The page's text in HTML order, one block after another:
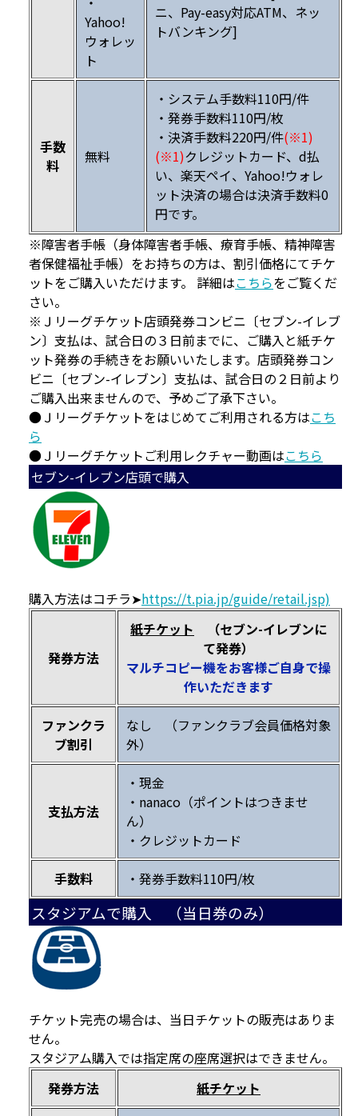
Yahoo!
ウォレッ
ト
ニ、Pay-easy対応ATM、ネッ
トバンキング]
手数
料
無料
・システム手数料110円/件
・発券手数料110円/枚
・決済手数料220円/件(※1)
(※1)クレジットカード、d払
い、楽天ペイ、Yahoo!ウォレ
ット決済の場合は決済手数料0
円です。
※障害者手帳（身体障害者手帳、療育手帳、精神障害
者保健福祉手帳）をお持ちの方は、割引価格にてチケ
ットをご購入いただけます。 詳細はこちらをご覧くだ
さい。
※Ｊリーグチケット店頭発券コンビニ〔セブン-イレブ
ン〕支払は、試合日の３日前までに、ご購入と紙チケ
ット発券の手続きをお願いいたします。店頭発券コン
ビニ〔セブン-イレブン〕支払は、試合日の２日前より
ご購入出来ませんので、予めご了承下さい。
●Ｊリーグチケットをはじめてご利用される方はこち
ら
●Ｊリーグチケットご利用レクチャー動画はこちら
セブン-イレブン店頭で購入
購入方法はコチラ➤https://t.pia.jp/guide/retail.jsp)
発券方法
紙チケット （セブン-イレブンに
て発券）
マルチコピー機をお客様ご自身で操
作いただきます
ファンクラ
ブ割引
なし （ファンクラブ会員価格対象
外）
支払方法
・現金
・nanaco（ポイントはつきませ
ん）
・クレジットカード
手数料
・発券手数料110円/枚
スタジアムで購入 （当日券のみ）
チケット完売の場合は、当日チケットの販売はありま
せん。
スタジアム購入では指定席の座席選択はできません。
発券方法
紙チケット